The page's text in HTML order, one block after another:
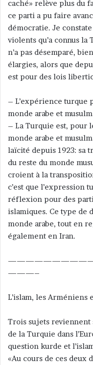
caché» relève plus du
ce parti a pu faire
démocratie. Je
violents qu’a connus
n’a pas désemparé,
élargies, alors que
est pour des lois
– L’expérience turque
monde arabe et
– La Turquie est, pour
monde arabe et
laïcité depuis 1923: sa
du reste du monde
croient à la
c’est que l’expression
réflexion pour des
islamiques. Ce type de
monde arabe, tout en
également en Iran.
———–
L’islam, les Arméniens
Trois sujets reviennent
de la Turquie dans
question kurde et
«Au cours de ces deux